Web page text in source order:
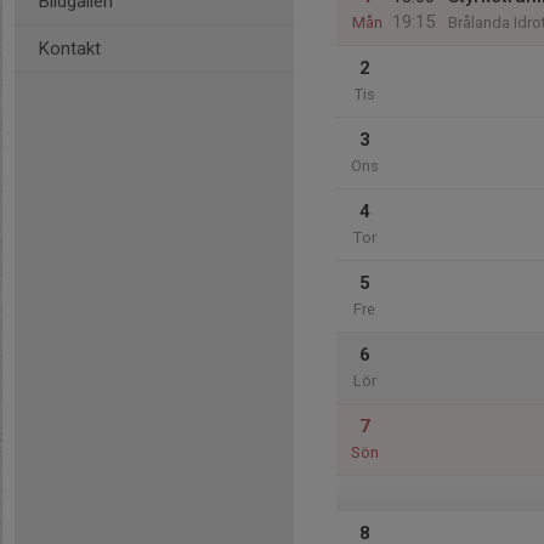
Kontakt
Mån
19:15
Brålanda
2
Tis
3
Ons
4
Tor
5
Fre
6
Lör
7
Sön
8